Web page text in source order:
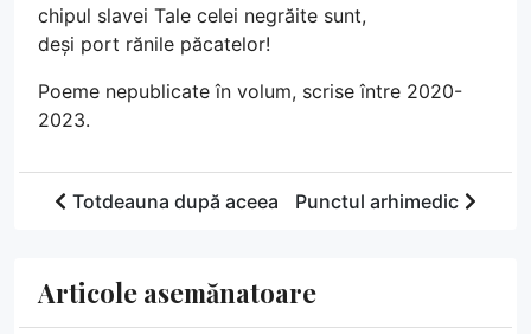
chipul slavei Tale celei negrăite sunt,
deși port rănile păcatelor!
Poeme nepublicate în volum, scrise între 2020-
2023.
Totdeauna după aceea Punctul arhimedic
Articole asemănatoare